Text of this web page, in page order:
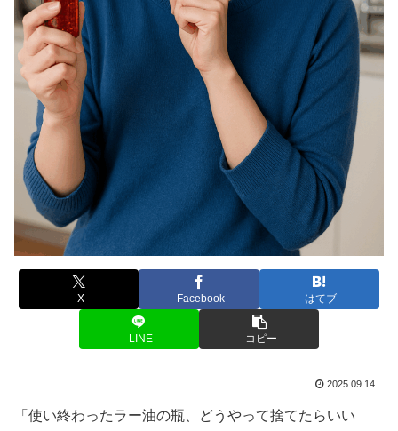
X Facebook はてブ
LINE コピー
2025.09.14
「使い終わったラー油の瓶、どうやって捨てたらいい